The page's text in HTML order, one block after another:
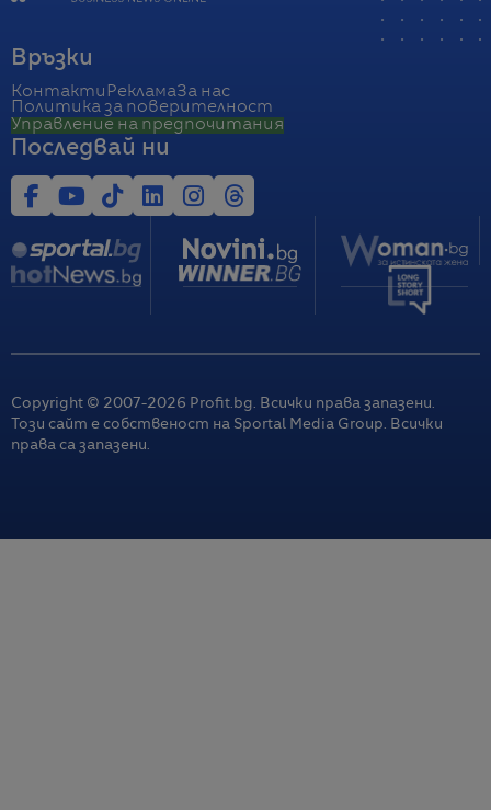
Връзки
Контакти РекламаЗа нас
Политика за поверителност
Управление на предпочитания
Последвай ни
Copyright © 2007-2026 Profit.bg. Всички права запазени.
Този сайт е собственост на Sportal Media Group. Всички
права са запазени.